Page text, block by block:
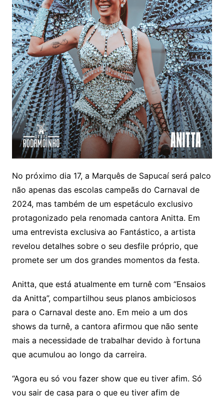
No próximo dia 17, a Marquês de Sapucaí será palco
não apenas das escolas campeãs do Carnaval de
2024, mas também de um espetáculo exclusivo
protagonizado pela renomada cantora Anitta. Em
uma entrevista exclusiva ao Fantástico, a artista
revelou detalhes sobre o seu desfile próprio, que
promete ser um dos grandes momentos da festa.
Anitta, que está atualmente em turnê com “Ensaios
da Anitta”, compartilhou seus planos ambiciosos
para o Carnaval deste ano. Em meio a um dos
shows da turnê, a cantora afirmou que não sente
mais a necessidade de trabalhar devido à fortuna
que acumulou ao longo da carreira.
“Agora eu só vou fazer show que eu tiver afim. Só
vou sair de casa para o que eu tiver afim de